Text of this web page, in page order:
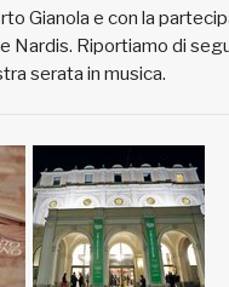
Gianola e con la
Nardis. Riportiamo di
serata in musica.